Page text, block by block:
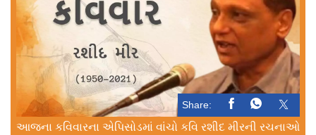
Share:
આજના કવિવારના એપિસોડમાં વાંચો કવિ રશીદ મીરની રચનાઓ